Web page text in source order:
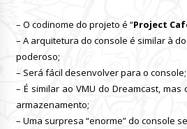
– O codinome do projeto é “Project
– A arquitetura do console é similar à
poderoso;
– Será fácil desenvolver para o console;
– É similar ao VMU do Dreamcast,
armazenamento;
– Uma surpresa “enorme” do console